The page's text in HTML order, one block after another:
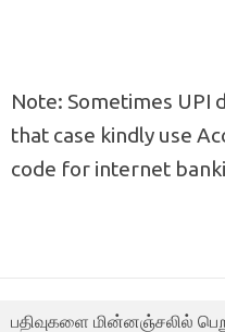
Note: Sometimes UPI
that case kindly use
code for internet
பதிவுகளை மின்னஞ்சலில்